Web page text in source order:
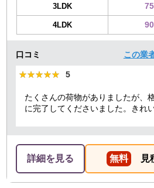
3LDK
4LDK
口コミ この業
★★★★★
★★★★★ 5
たくさんの荷物がありましたが、
に完了してくださいました。きれ
ありがとうございました。作業の
詳細を見る 無料 見